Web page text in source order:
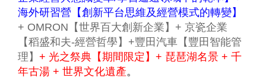
海外研習營【創新平台思維及經營模式的轉變】
+ OMRON【世界百大創新企業】+ 京瓷企業
【稻盛和夫-經營哲學】+豐田汽車【豐田智能管
理】 + 光之祭典【期間限定】+ 琵琶湖名景 + 千
年古湯 + 世界文化遺產。